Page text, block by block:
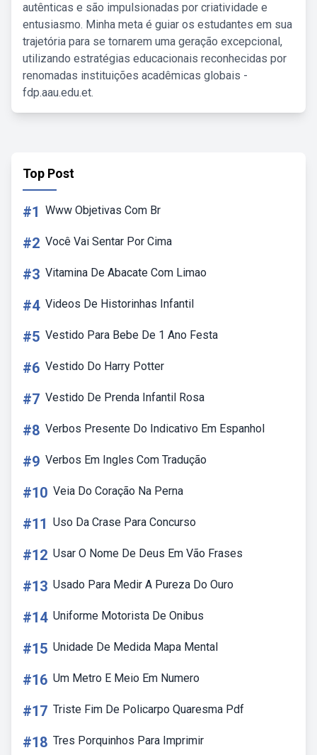
autênticas e são impulsionadas por criatividade e
entusiasmo. Minha meta é guiar os estudantes em sua
trajetória para se tornarem uma geração excepcional,
utilizando estratégias educacionais reconhecidas por
renomadas instituições acadêmicas globais -
fdp.aau.edu.et.
Top Post
#1 Www Objetivas Com Br
#2 Você Vai Sentar Por Cima
#3 Vitamina De Abacate Com Limao
#4 Videos De Historinhas Infantil
#5 Vestido Para Bebe De 1 Ano Festa
#6 Vestido Do Harry Potter
#7 Vestido De Prenda Infantil Rosa
#8 Verbos Presente Do Indicativo Em Espanhol
#9 Verbos Em Ingles Com Tradução
#10 Veia Do Coração Na Perna
#11 Uso Da Crase Para Concurso
#12 Usar O Nome De Deus Em Vão Frases
#13 Usado Para Medir A Pureza Do Ouro
#14 Uniforme Motorista De Onibus
#15 Unidade De Medida Mapa Mental
#16 Um Metro E Meio Em Numero
#17 Triste Fim De Policarpo Quaresma Pdf
#18 Tres Porquinhos Para Imprimir